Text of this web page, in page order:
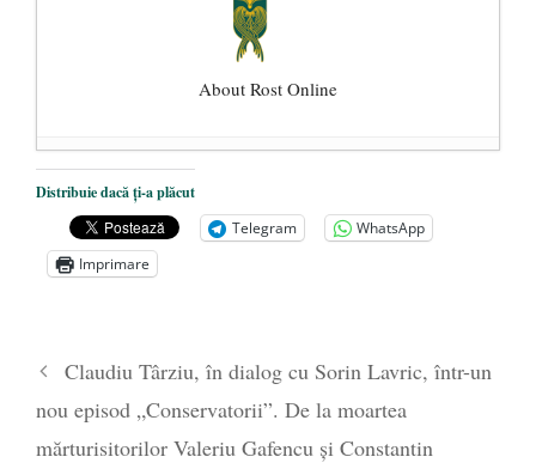
About Rost Online
Dezvăluiri cutremurătoare despre
președintele Ucrainei, Volodymyr
Zelensky
- 13 mai 2026
Statul care servește Națiunea
poetului Octavian Goga, înlăturat din Iași
- 16 aprilie 2026
Distribuie dacă ți-a plăcut
Telegram
WhatsApp
Imprimare
Claudiu Târziu, în dialog cu Sorin Lavric, într-un
nou episod „Conservatorii”. De la moartea
mărturisitorilor Valeriu Gafencu și Constantin